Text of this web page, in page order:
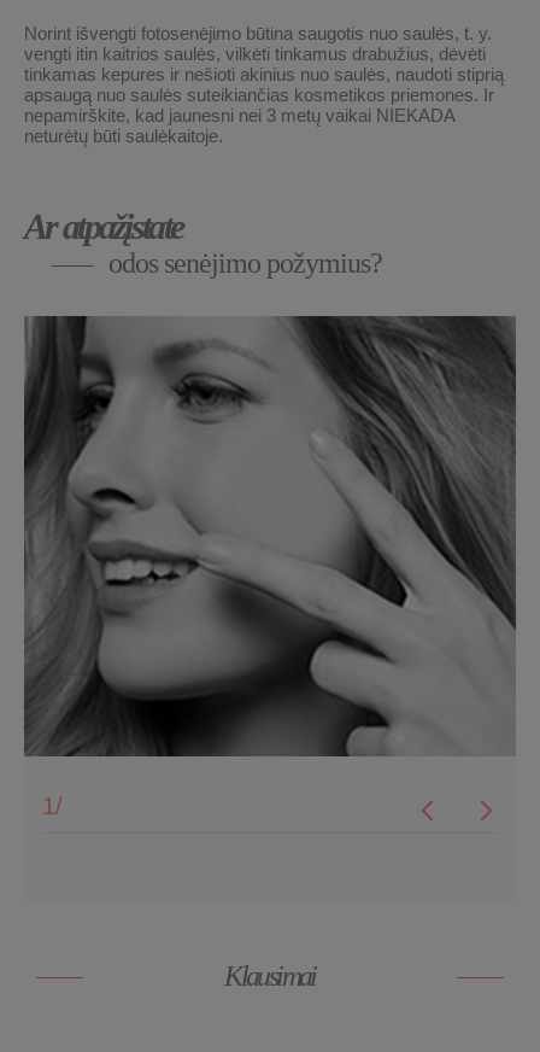
Norint išvengti fotosenėjimo būtina saugotis nuo saulės, t. y.
vengti itin kaitrios saulės, vilkėti tinkamus drabužius, dėvėti
tinkamas kepures ir nešioti akinius nuo saulės, naudoti stiprią
apsaugą nuo saulės suteikiančias kosmetikos priemones. Ir
nepamirškite, kad jaunesni nei 3 metų vaikai NIEKADA
neturėtų būti saulėkaitoje.
1/
Ar atpažįstate
odos senėjimo požymius?
Klausimai